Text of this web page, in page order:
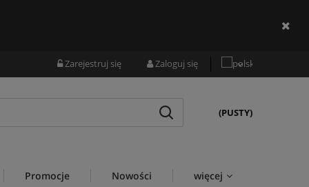
Zarejestruj się Zaloguj się
(PUSTY)
Promocje Nowości więcej